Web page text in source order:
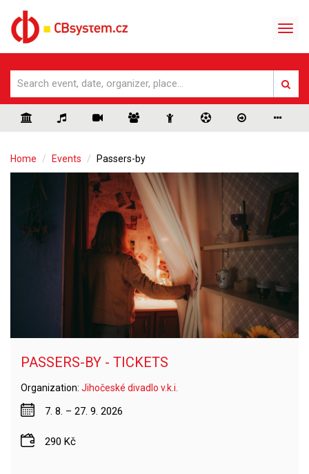
Home Events Passers-by
PASSERS-BY - TICKETS
Organization: Jihočeské divadlo v.k.i.
7. 8. – 27. 9. 2026
290 Kč